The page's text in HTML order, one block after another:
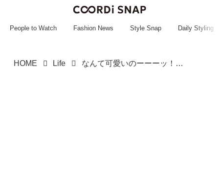
~~~~~~~~~~~
People to Watch Fashion News Style Snap Daily Styling
HOME Life なんて可愛いのーーーッ！！【THREEPPY】揃えてゲットしたい「トイレグッズ」